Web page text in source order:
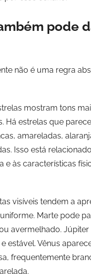
pode
não é uma regra
mostram tons
Há estrelas que
amareladas,
Isso está
e às características
visíveis tendem a
Marte pode
avermelhado.
estável. Vênus
frequentemente